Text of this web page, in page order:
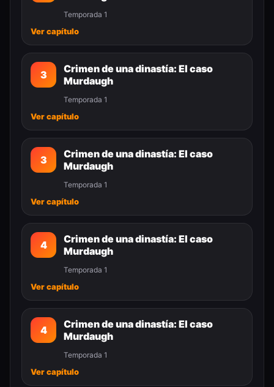
Temporada 1
Ver capítulo
3
Crimen de una dinastía: El caso
Murdaugh
Temporada 1
Ver capítulo
3
Crimen de una dinastía: El caso
Murdaugh
Temporada 1
Ver capítulo
4
Crimen de una dinastía: El caso
Murdaugh
Temporada 1
Ver capítulo
4
Crimen de una dinastía: El caso
Murdaugh
Temporada 1
Ver capítulo